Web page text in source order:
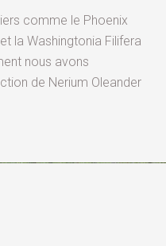
comme le Phoenix
la Washingtonia Filifera
nous avons
de Nerium Oleander